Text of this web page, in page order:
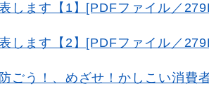
します【1】[PDFファイル／
します【2】[PDFファイル／
ごう！、めざせ！かしこい消費